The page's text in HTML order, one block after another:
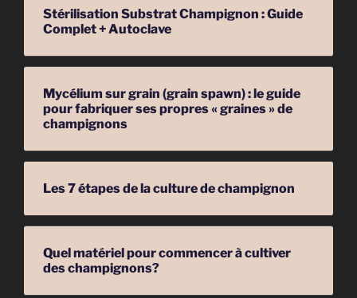
Stérilisation Substrat Champignon : Guide
Complet + Autoclave
Mycélium sur grain (grain spawn) : le guide
pour fabriquer ses propres « graines » de
champignons
Les 7 étapes de la culture de champignon
Quel matériel pour commencer à cultiver
des champignons?